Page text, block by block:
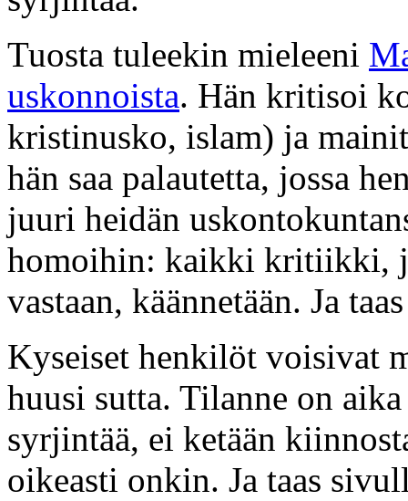
Tuosta tuleekin mieleeni
uskonnoista. Hän kritisoi
kristinusko, islam) ja
hän saa palautetta, jossa
juuri heidän
homoihin: kaikki kritiikki,
vastaan, käännetään. Ja
Kyseiset henkilöt voisivat
huusi sutta. Tilanne on
syrjintää, ei ketään
oikeasti onkin. Ja taas